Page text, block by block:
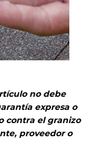
no debe
expresa o
contra el granizo
proveedor o